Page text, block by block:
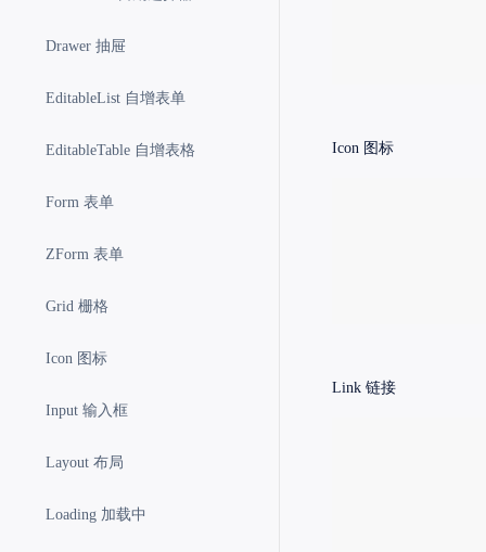
Drawer 抽屉
EditableList 自增表单
EditableTable 自增表格
Form 表单
ZForm 表单
Grid 栅格
Icon 图标
Input 输入框
Layout 布局
Loading 加载中
Icon 图标
Link 链接